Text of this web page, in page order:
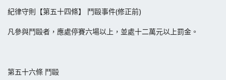
紀律守則【第五十四條】 鬥毆事件(修正前)
凡參與鬥毆者，應處停賽六場以上，並處十二萬元以上罰金。
第五十六條 鬥毆